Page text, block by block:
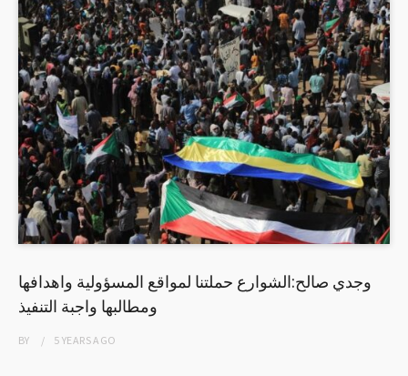
وجدي صالح:الشوارع حملتنا لمواقع المسؤولية واهدافها
ومطالبها واجبة التنفيذ
BY 5 YEARSAGO